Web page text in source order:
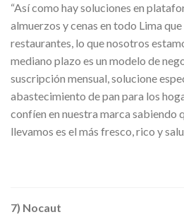
“Así como hay soluciones en
almuerzos y cenas en todo Lima
restaurantes, lo que nosotros
mediano plazo es un modelo de
suscripción mensual, solucione
abastecimiento de pan para los
confíen en nuestra marca sabiendo
llevamos es el más fresco, rico y
7) Nocaut